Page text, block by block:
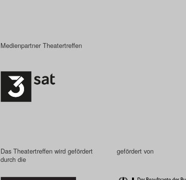
Medienpartner Theatertreffen
Das Theatertreffen wird gefördert
durch die
gefördert von